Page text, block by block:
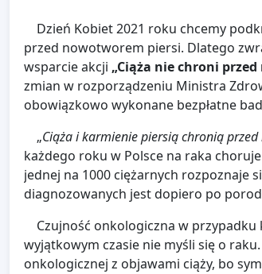
Dzień Kobiet 2021 roku chcemy
przed nowotworem piersi. Dlatego
wsparcie akcji „Ciąża nie chroni przed
zmian w rozporządzeniu Ministra
obowiązkowo wykonane bezpłatne
„Ciąża i karmienie piersią chronią
każdego roku w Polsce na raka
jednej na 1000 ciężarnych rozpoznaje
diagnozowanych jest dopiero po
Czujność onkologiczna w przypadku
wyjątkowym czasie nie myśli się o
onkologicznej z objawami ciąży, bo